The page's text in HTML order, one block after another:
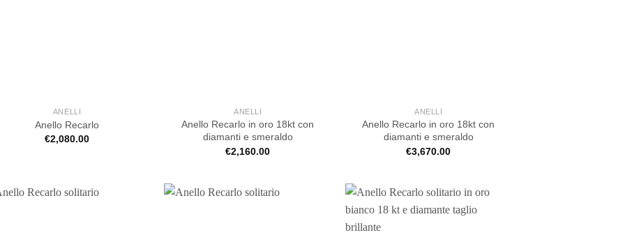
ANELLI
Anello Recarlo
€2,080.00
ANELLI
Anello Recarlo in oro 18kt con
diamanti e smeraldo
€2,160.00
ANELLI
Anello Recarlo in oro 18kt con
diamanti e smeraldo
€3,670.00